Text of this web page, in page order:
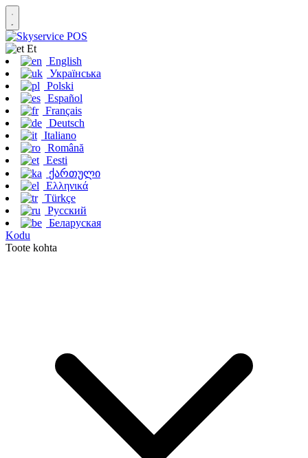
Et
English
Українська
Polski
Español
Français
Deutsch
Italiano
Română
Eesti
ქართული
Ελληνικά
Türkçe
Русский
Беларуская
Kodu
Toote kohta